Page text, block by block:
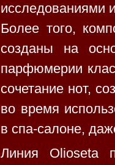
исследованиями
Более того,
созданы на
парфюмерии
сочетание нот,
во время
в спа-салоне,
Линия Olioseta